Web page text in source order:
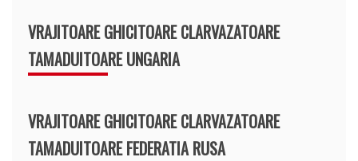
VRAJITOARE GHICITOARE CLARVAZATOARE
TAMADUITOARE UNGARIA
VRAJITOARE GHICITOARE CLARVAZATOARE
TAMADUITOARE FEDERATIA RUSA